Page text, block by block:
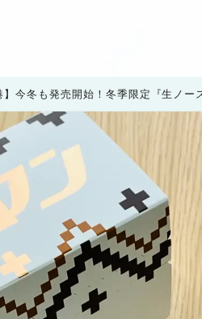
】今冬も発売開始！冬季限定『生ノ